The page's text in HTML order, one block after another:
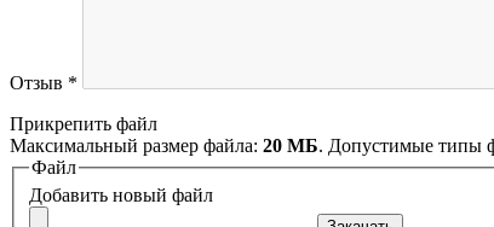
Отзыв *
Прикрепить файл
Максимальный размер файла: 20 МБ. Допустимые типы
Файл
Добавить новый файл